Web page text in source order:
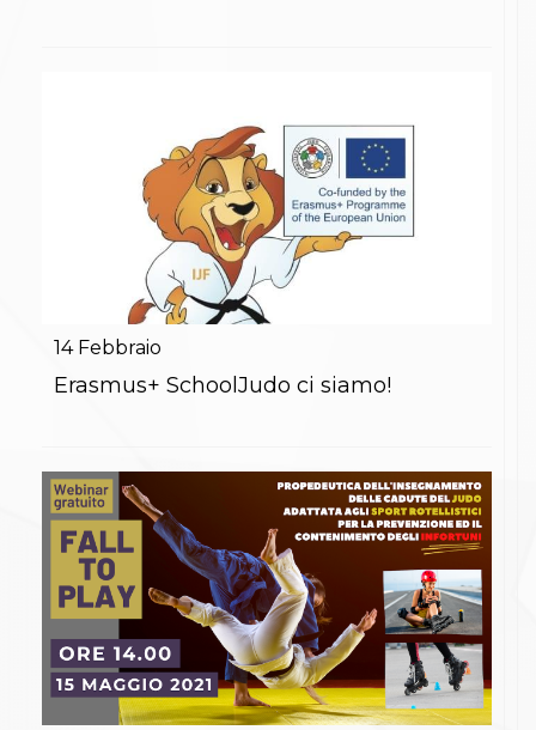
La disciplina
News
Gare e Risultati
Attività Didattica
Albi Federali
Arti marziali
Aikido
Ju Jitsu
Sumo
BJJ
Calendario Attività
Difesa Personale MGA
La disciplina
News
Merchandising
Mappa del sito
Cerca
Contatti
News
Cookies Accept
Newsletter
14 Febbraio
Erasmus+ SchoolJudo ci siamo!